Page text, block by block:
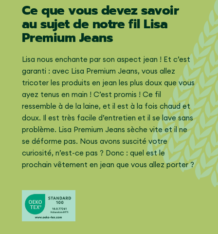
Ce que vous devez savoir
au sujet de notre fil Lisa
Premium Jeans
Lisa nous enchante par son aspect jean ! Et c’est
garanti : avec Lisa Premium Jeans, vous allez
tricoter les produits en jean les plus doux que vous
ayez tenus en main ! C’est promis ! Ce fil
ressemble à de la laine, et il est à la fois chaud et
doux. Il est très facile d’entretien et il se lave sans
problème. Lisa Premium Jeans sèche vite et il ne
se déforme pas. Nous avons suscité votre
curiosité, n’est-ce pas ? Donc : quel est le
prochain vêtement en jean que vous allez porter ?